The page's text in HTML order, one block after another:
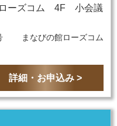
ローズコム 4F 小会議
まなびの館ローズコム
詳細・お申込み >